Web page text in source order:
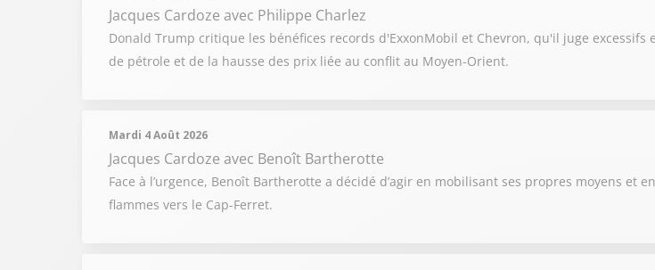
Jacques Cardoze avec Philippe Charlez
Donald Trump critique les bénéfices records d'ExxonMobil et Chevron, qu'il juge
de pétrole et de la hausse des prix liée au conflit au Moyen-Orient.
Mardi 4 Août 2026
Jacques Cardoze avec Benoît Bartherotte
Face à l’urgence, Benoît Bartherotte a décidé d’agir en mobilisant ses propres moyens et
flammes vers le Cap-Ferret.